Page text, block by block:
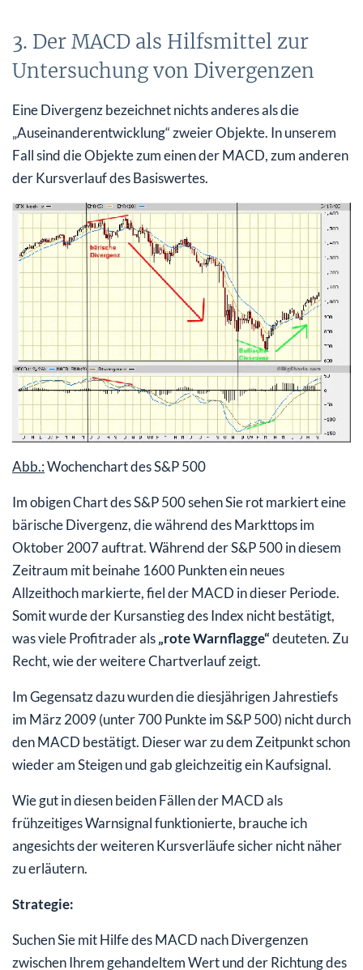
3. Der MACD als Hilfsmittel zur
Untersuchung von Divergenzen
Eine Divergenz bezeichnet nichts anderes als die
„Auseinanderentwicklung“ zweier Objekte. In unserem
Fall sind die Objekte zum einen der MACD, zum anderen
der Kursverlauf des Basiswertes.
Abb.:Wochenchart des S&P 500
Im obigen Chart des S&P 500 sehen Sie rot markiert eine
bärische Divergenz, die während des Markttops im
Oktober 2007 auftrat. Während der S&P 500 in diesem
Zeitraum mit beinahe 1600 Punkten ein neues
Allzeithoch markierte, fiel der MACD in dieser Periode.
Somit wurde der Kursanstieg des Index nicht bestätigt,
was viele Profitrader als„rote Warnflagge“deuteten. Zu
Recht, wie der weitere Chartverlauf zeigt.
Im Gegensatz dazu wurden die diesjährigen Jahrestiefs
im März 2009 (unter 700 Punkte im S&P 500) nicht durch
den MACD bestätigt. Dieser war zu dem Zeitpunkt schon
wieder am Steigen und gab gleichzeitig ein Kaufsignal.
Wie gut in diesen beiden Fällen der MACD als
frühzeitiges Warnsignal funktionierte, brauche ich
angesichts der weiteren Kursverläufe sicher nicht näher
zu erläutern.
Strategie:
Suchen Sie mit Hilfe des MACD nach Divergenzen
zwischen Ihrem gehandeltem Wert und der Richtung des